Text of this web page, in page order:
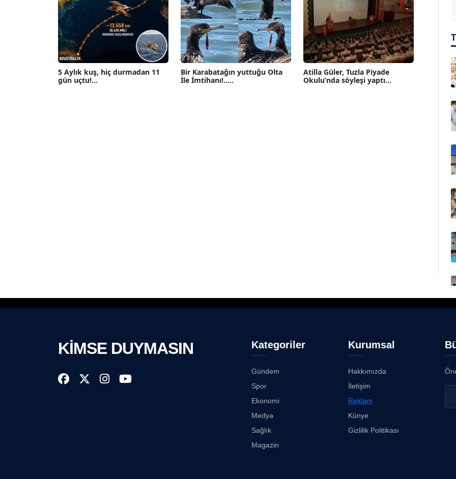
5 Aylık kuş, hiç durmadan 11
gün uçtu!...
Bir Karabatağın yuttuğu Olta
İle İmtihanı!.....
Atilla Güler, Tuzla Piyade
Okulu’nda söyleşi yaptı...
KİMSE DUYMASIN Kategoriler
Gündem
Spor
Ekonomi
Medya
Sağlık
Magazin
Kurumsal
Hakkımızda
İletişim
Reklam
Künye
Gizlilik Politikası